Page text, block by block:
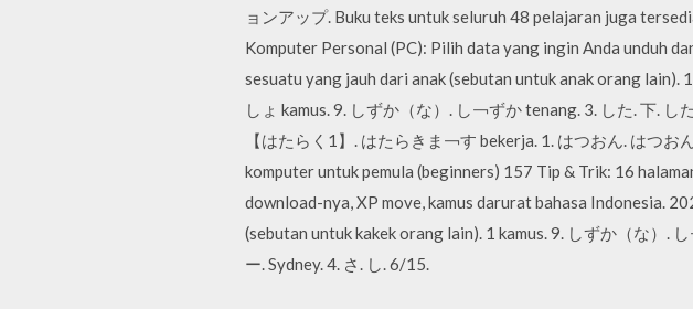
ョンアップ. Buku teks untuk seluruh 48 pelajaran juga
Komputer Personal (PC): Pilih data yang ingin Anda unduh
sesuatu yang jauh dari anak (sebutan untuk anak orang
しょ kamus. 9. しずか（な）. し￢ずか tenang. 3. した. 下.
【はたらく1】. はたらきま￢す bekerja. 1. はつおん. はつ
komputer untuk pemula (beginners) 157 Tip & Trik: 16
download-nya, XP move, kamus darurat bahasa Indonesia.
(sebutan untuk kakek orang lain). 1 kamus. 9. しずか（な）.
ー. Sydney. 4. さ. し. 6/15.